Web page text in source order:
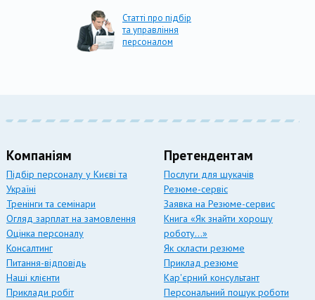
Статті про підбір
та управління
персоналом
Компаніям
Підбір персоналу у Києві та
Україні
Тренінги та семінари
Огляд зарплат на замовлення
Оцінка персоналу
Консалтинг
Питання-відповідь
Наші клієнти
Приклади робіт
Претендентам
Послуги для шукачів
Резюме-сервіс
Заявка на Резюме-сервис
Книга «Як знайти хорошу
роботу…»
Як скласти резюме
Приклад резюме
Кар'єрний консультант
Персональний пошук роботи